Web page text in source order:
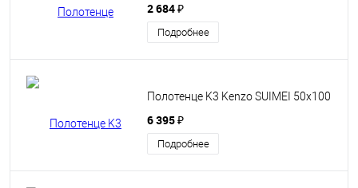
2 684 ₽
Подробнее
Полотенце K3 Kenzo SUIMEI 50x100
6 395 ₽
Подробнее